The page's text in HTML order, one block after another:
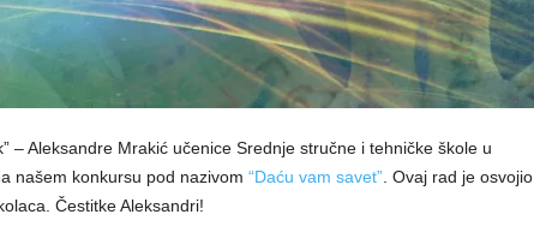
– Aleksandre Mrakić učenice Srednje stručne i tehničke škole u
našem konkursu pod nazivom “Daću vam savet”. Ovaj rad je osvojio
Čestitke Aleksandri!